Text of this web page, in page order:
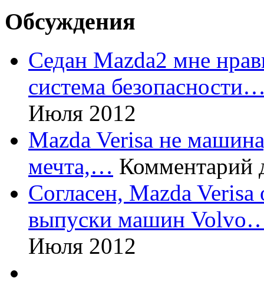
Обсуждения
Седан Mazda2 мне
система
Июля 2012
Mazda Verisa не
мечта,… Комментарий
Согласен, Mazda
выпуски машин
Июля 2012